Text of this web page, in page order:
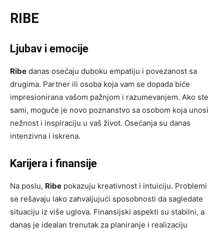
RIBE
Ljubav i emocije
Ribe danas osećaju duboku empatiju i povezanost sa
drugima. Partner ili osoba koja vam se dopada biće
impresionirana vašom pažnjom i razumevanjem. Ako ste
sami, moguće je novo poznanstvo sa osobom koja unosi
nežnost i inspiraciju u vaš život. Osećanja su danas
intenzivna i iskrena.
Karijera i finansije
Na poslu, Ribe pokazuju kreativnost i intuiciju. Problemi
se rešavaju lako zahvaljujući sposobnosti da sagledate
situaciju iz više uglova. Finansijski aspekti su stabilni, a
danas je idealan trenutak za planiranje i realizaciju